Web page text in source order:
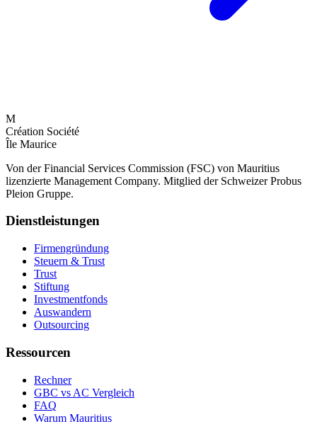
M
Création Société
Île Maurice
Von der Financial Services Commission (FSC) von Mauritius
lizenzierte Management Company. Mitglied der Schweizer Probus
Pleion Gruppe.
Dienstleistungen
Firmengründung
Steuern & Trust
Trust
Stiftung
Investmentfonds
Auswandern
Outsourcing
Ressourcen
Rechner
GBC vs AC Vergleich
FAQ
Warum Mauritius